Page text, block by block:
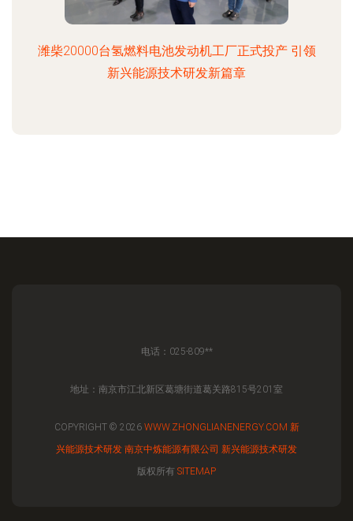
潍柴20000台氢燃料电池发动机工厂正式投产 引领
新兴能源技术研发新篇章
电话：025-809**
地址：南京市江北新区葛塘街道葛关路815号201室
COPYRIGHT © 2026 WWW.ZHONGLIANENERGY.COM 新
兴能源技术研发 南京中炼能源有限公司 新兴能源技术研发
版权所有 SITEMAP